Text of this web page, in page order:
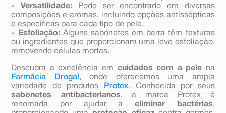
- Versatilidade: Pode ser encontrado em diversas
composições e aromas, incluindo opções antissépticas
e específicas para cada tipo de pele.
- Esfoliação:Alguns sabonetes em barra têm texturas
ou ingredientes que proporcionam uma leve esfoliação,
removendo células mortas.
Descubra a excelência em cuidados com a pele na
Farmácia Drogal , onde oferecemos uma ampla
variedade de produtos
Protex. Conhecida por seus
sabonetes antibacterianos, a marca Protex é
renomada por ajudar a eliminar bactérias,